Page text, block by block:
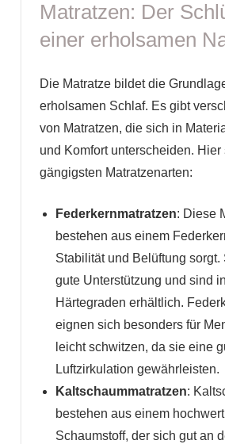
Matratzen: Der
einer erholsamen
Die Matratze bildet die
erholsamen Schlaf. Es gibt
von Matratzen, die sich in
und Komfort unterscheiden. Hier
gängigsten Matratzenarten:
Federkernmatratzen: Diese
bestehen aus einem
Stabilität und Belüftung sorgt.
gute Unterstützung und sind
Härtegraden erhältlich.
eignen sich besonders für
leicht schwitzen, da sie eine
Luftzirkulation gewährleisten.
Kaltschaummatratzen:
bestehen aus einem
Schaumstoff, der sich gut an